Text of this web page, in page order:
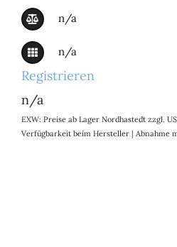
n/a
n/a
Registrieren
n/a
EXW: Preise ab Lager Nordhastedt zzgl.
Verfügbarkeit beim Hersteller | Abnahme